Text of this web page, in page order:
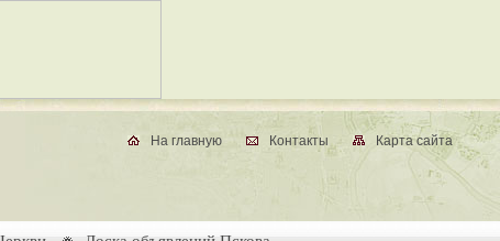
На главную Контакты Карта сайта